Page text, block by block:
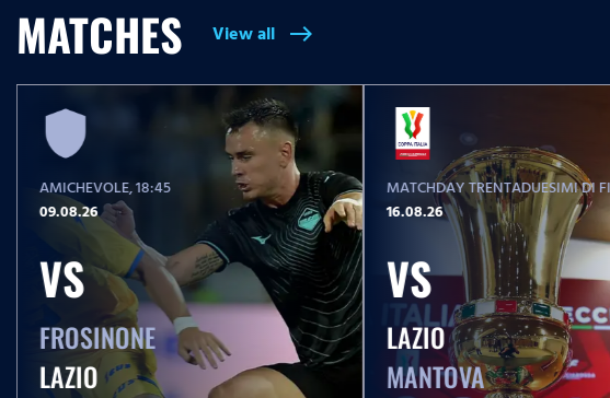
MATCHES View all east
AMICHEVOLE, 18:45
09.08.26
VS
FROSINONE
LAZIO
MATCHDAY TRENTADUESIMI DI
16.08.26
VS
LAZIO
MANTOVA